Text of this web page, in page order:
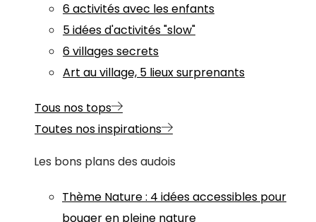
6 activités avec les enfants
5 idées d'activités "slow"
6 villages secrets
Art au village, 5 lieux surprenants
Tous nos tops
Toutes nos inspirations
Les bons plans des audois
Thème Nature: 4 idées accessibles pour
bouger en pleine nature